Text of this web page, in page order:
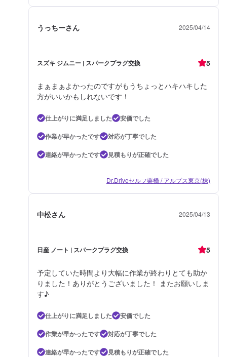
うっちーさん 2025/04/14
スズキ ジムニー | スパークプラグ交換 5
まぁまぁよかったのですがもうちょっとハキハキした
方がいいかもしれないです！
仕上がりに満足しました
安価でした
作業が早かったです
対応が丁寧でした
連絡が早かったです
見積もりが正確でした
Dr.Driveセルフ栗橋 / アルプス東京(株)
中松さん 2025/04/13
日産 ノート | スパークプラグ交換 5
予定していた時間より大幅に作業が終わりとても助か
りました！ありがとうございました！ またお願いしま
す♪
仕上がりに満足しました
安価でした
作業が早かったです
対応が丁寧でした
連絡が早かったです
見積もりが正確でした